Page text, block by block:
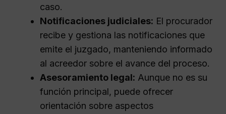
caso.
Notificaciones judiciales: El procurador
recibe y gestiona las notificaciones que
emite el juzgado, manteniendo informado
al acreedor sobre el avance del proceso.
Asesoramiento legal: Aunque no es su
función principal, puede ofrecer
orientación sobre aspectos